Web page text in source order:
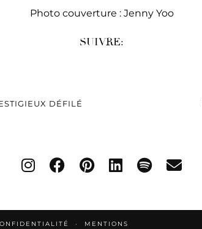
Photo couverture : Jenny Yoo
SUIVRE:
DÉFILÉ
MENTIONS